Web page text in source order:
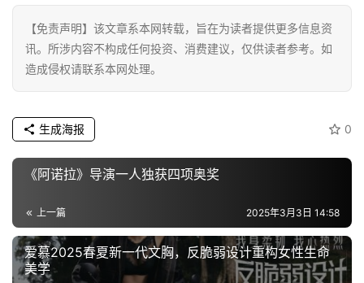
车
新
能
源
【免责声明】该文章系本网转载，旨在为读者提供更多信息资
讯。所涉内容不构成任何投资、消费建议，仅供读者参考。如
造成侵权请联系本网处理。
0
生成海报
《阿诺拉》导演一人独获四项奥奖
上一篇 2025年3月3日 14:58
爱慕2025春夏新一代文胸，反脆弱设计重构女性生命
美学